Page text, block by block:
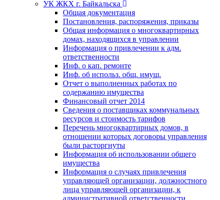
УК ЖКХ г. Байкальска
Общая документация
Постановления, распоряжения, приказы
Общая информация о многоквартирных
домах, находящихся в управлении
Информация о привлечении к адм.
ответственности
Инф. о кап. ремонте
Инф. об использ. общ. имущ.
Отчет о выполненных работах по
содержанию имущества
Финансовый отчет 2014
Сведения о поставщиках коммунальных
ресурсов и стоимость тарифов
Перечень многоквартирных домов, в
отношении которых договоры управления
были расторгнуты
Информация об использовании общего
имущества
Информация о случаях привлечения
управляющей организации, должностного
лица управляющей организации, к
административной ответственности